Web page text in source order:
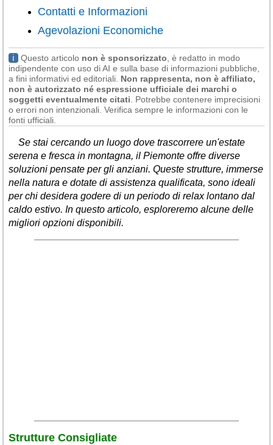
Contatti e Informazioni
Agevolazioni Economiche
ℹ Questo articolo non è sponsorizzato, è redatto in modo
indipendente con uso di AI e sulla base di informazioni pubbliche,
a fini informativi ed editoriali. Non rappresenta, non è affiliato,
non è autorizzato né espressione ufficiale dei marchi o
soggetti eventualmente citati. Potrebbe contenere imprecisioni
o errori non intenzionali. Verifica sempre le informazioni con le
fonti ufficiali.
Se stai cercando un luogo dove trascorrere un'estate
serena e fresca in montagna, il Piemonte offre diverse
soluzioni pensate per gli anziani. Queste strutture, immerse
nella natura e dotate di assistenza qualificata, sono ideali
per chi desidera godere di un periodo di relax lontano dal
caldo estivo. In questo articolo, esploreremo alcune delle
migliori opzioni disponibili.
Strutture Consigliate